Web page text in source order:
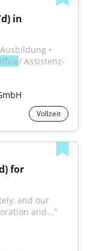
in
•
/ Assistenz-
Vollzeit
for
and our
and..."